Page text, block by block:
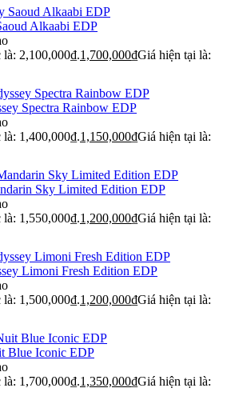
Alkaabi EDP
là: 2,100,000₫.1,700,000₫Giá hiện tại là:
Spectra Rainbow EDP
là: 1,400,000₫.1,150,000₫Giá hiện tại là:
Sky Limited Edition EDP
là: 1,550,000₫.1,200,000₫Giá hiện tại là:
Limoni Fresh Edition EDP
là: 1,500,000₫.1,200,000₫Giá hiện tại là:
Blue Iconic EDP
là: 1,700,000₫.1,350,000₫Giá hiện tại là: